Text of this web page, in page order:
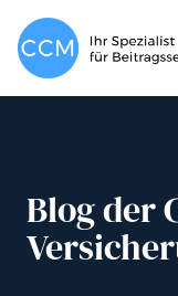
Blog der